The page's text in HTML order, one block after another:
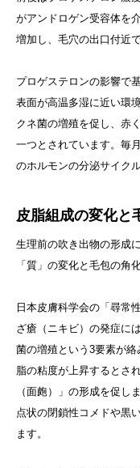
がアンドロゲン受容体を
増加し、毛穴の出口付近
プロゲステロンの影響で
表面が高温多湿に近い環
クネ菌の増殖を促し、赤
一つとされています。毎
のホルモンの分泌サイク
皮脂組成の変化と
生理前の吹き出物の形成
「質」の変化と毛包の角
日本皮膚科学会の「尋常
ざ瘡（ニキビ）の発症に
菌の増殖という3要素が
脂の粘度が上昇するとさ
（面皰）」の形成を促し
点状の閉鎖性コメドや黒
ます。